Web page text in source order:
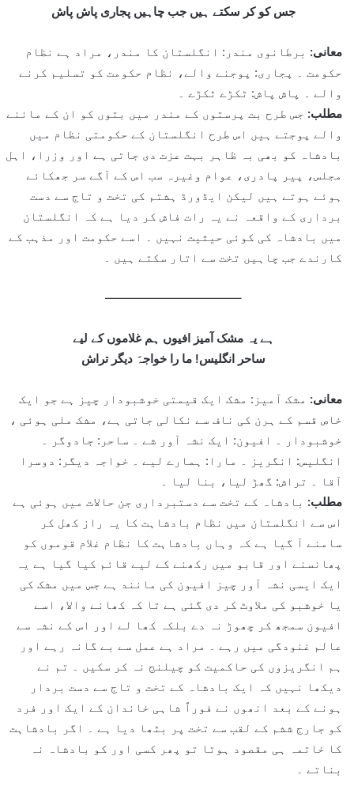
جس کو کر سکتے ہیں جب چاہیں پجاری پاش پاش
معانی: برطانوی مندر: انگلستان کا مندر، مراد ہے نظام
حکومت ۔ پجاری: پوجنے والے، نظام حکومت کو تسلیم کرنے
والے ۔ پاش پاش: ٹکڑے ٹکڑے ۔
مطلب: جس طرح بت پرستوں کے مندر میں بتوں کو ان کے ماننے
والے پوجتے ہیں اس طرح انگلستان کے حکومتی نظام میں
بادشاہ کو بھی بہ ظاہر بہت عزت دی جاتی ہے اور وزرا، اہل
مجلس، پیر پادری، عوام وغیرہ سب اس کے آگے سر جھکائے
ہوئے ہوتے ہیں لیکن ایڈورڈ ہشتم کی تخت و تاج سے دست
برداری کے واقعہ نے یہ رات فاش کر دیا ہے کہ انگلستان
میں بادشاہ کی کوئی حیثیت نہیں ۔ اسے حکومت اور مذہب کے
کارندے جب چاہیں تخت سے اتار سکتے ہیں ۔
———————————–
ہے یہ مشک آمیز افیوں ہم غلاموں کے لیے
ساحر انگلیس! ما را خواجہَ دیگر تراش
معانی: مشک آمیز: مشک ایک قیمتی خوشبودار چیز ہے جو ایک
خاص قسم کے ہرن کی ناف سے نکالی جاتی ہے، مشک ملی ہوئی ،
خوشبودار ۔ افیون: ایک نشہ آور شے ۔ ساحر: جادوگر ۔
انگلیس: انگریز ۔ مارا: ہمارے لیے ۔ خواجہ دیگر: دوسرا
آقا ۔ تراش: گھڑ لیا، بنا لیا ۔
مطلب: بادشاہ کے تخت سے دستبرداری جن حالات میں ہوئی ہے
اس سے انگلستان میں نظام بادشاہت کا یہ راز کھل کر
سامنے آ گیا ہے کہ وہاں بادشاہت کا نظام غلام قوموں کو
پھانسنے اور قابو میں رکھنے کے لیے قائم کیا گیا ہے یہ
ایک ایسی نشہ آور چیز افیون کی مانند ہے جس میں مشک کی
یا خوشبو کی ملاوٹ کر دی گئی ہے تا کہ کھانے والا، اسے
افیون سمجھ کر چھوڑ نہ دے بلکہ کھا لے اور اس کے نشہ سے
عالم غنودگی میں رہے ۔ مراد ہے عمل سے بے گانہ رہے اور
ہم انگریزوں کی حاکمیت کو چیلنج نہ کر سکیں ۔ تم نے
دیکھا نہیں کہ ایک بادشاہ کے تخت و تاج سے دست بردار
ہونے کے بعد انھوں نے فوراً شاہی خاندان کے ایک اور فرد
کو جارج ششم کے لقب سے تخت پر بٹھا دیا ہے ۔ اگر بادشاہت
کا خاتمہ ہی مقصود ہوتا تو پھر کسی اور کو بادشاہ نہ
بناتے ۔